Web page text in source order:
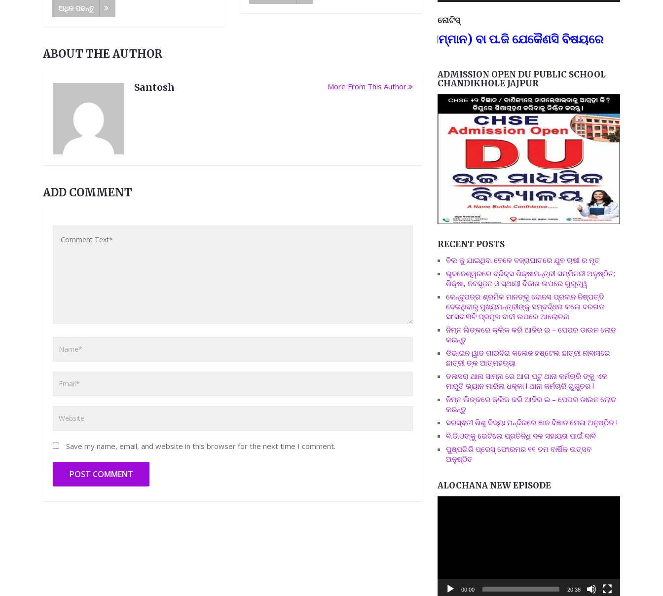
ଅଧିକ ପଢନ୍ତୁ
ABOUT THE AUTHOR
Santosh More From This Author
ADD COMMENT
Save my name, email, and website in this browser for the next time I comment.
ନୋଟିସ୍
ଶିକ୍ଷାଗତ ଯୋଗ୍ୟତା: +୩ (ସମ୍ମାନ) ବା ପ.ଜି ଯେକୈଣସି ବିଷୟରେ FOR
ADMISSION OPEN DU PUBLIC SCHOOL
CHANDIKHOLE JAJPUR
RECENT POSTS
ବିଲ କୁ ଯାଇଥିବା ବେଳେ ବଜ୍ରାଘାତରେ ଯୁବ ଚାଷୀ ର ମୃତ
ଭୁବନେଶ୍ୱରରେ ବ୍ରିକ୍ସ ଶିକ୍ଷାମନ୍ତ୍ରୀ ସମ୍ମିଳନୀ ଅନୁଷ୍ଠିତ;
ଶିକ୍ଷା, ନବସୃଜନ ଓ ସ୍ଥାୟୀ ବିକାଶ ଉପରେ ଗୁରୁତ୍ୱ
କେନ୍ଦୁପତ୍ର ଶ୍ରମିକ ମାନଙ୍କୁ ବୋନସ ପ୍ରଦାନ ନିଷ୍ପତ୍ତି
ଦେଇଥିବାରୁ ମୁଖ୍ୟମନ୍ତ୍ରୀଙ୍କୁ ସମ୍ବର୍ଦ୍ଧନା କଲେ ବରଗଡ
ସାଂସଦ:୩ଟି ପ୍ରମୁଖ ଦାବୀ ଉପରେ ଆଲୋଚନା
ନିମ୍ନ ଲିଙ୍କରେ କ୍ଲିକ କରି ଆଜିର ଇ – ପେପର ଡାଉନ ଲୋଡ
କରନ୍ତୁ
ଡିଭାଇନ ୱାଡ ଗାଇବିରା କଲେଜ ହଷ୍ଟେଲ ଛାତ୍ରୀ ନୀବାସରେ
ଛାତ୍ରୀ ଙ୍କ ଆତ୍ମହତ୍ୟା
ତଲସରା ଥାନା ସାମ୍ନା ରେ ଆଗ ପଟୁ ଥାନା କର୍ମଚାରି ଙ୍କୁ ଏକ
ମାରୁତି ଭ୍ୟାନ ମାରିଲା ଧକ୍କା l ଥାନା କର୍ମଚାରି ଗୁରୁତର l
ନିମ୍ନ ଲିଙ୍କରେ କ୍ଲିକ କରି ଆଜିର ଇ – ପେପର ଡାଉନ ଲୋଡ
କରନ୍ତୁ
ସରସ୍ଵତୀ ଶିଶୁ ବିଦ୍ୟା ମନ୍ଦିରରେ ଜ୍ଞାନ ବିଜ୍ଞାନ ମେଳା ଅନୁଷ୍ଠିତ !
ବି.ଡି.ଓଙ୍କୁ ଭେଟିଲେ ପ୍ରତିନିଧି ଦଳ ସହାୟତା ପାଇଁ ଦାବି
ପୁଷ୍ପଗିରି ପ୍ରେସ୍ ଫୋରମର ୧୧ ତମ ବାର୍ଷିକ ଉତ୍ସବ
ଅନୁଷ୍ଠିତ
ALOCHANA NEW EPISODE
00:00 20:38